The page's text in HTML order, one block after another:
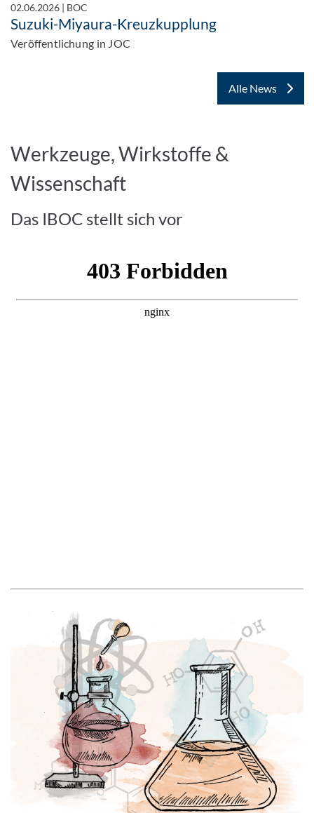
02.06.2026 | BOC
Suzuki-Miyaura-Kreuzkupplung
Veröffentlichung in JOC
Alle News
Werkzeuge, Wirkstoffe &
Wissenschaft
Das IBOC stellt sich vor